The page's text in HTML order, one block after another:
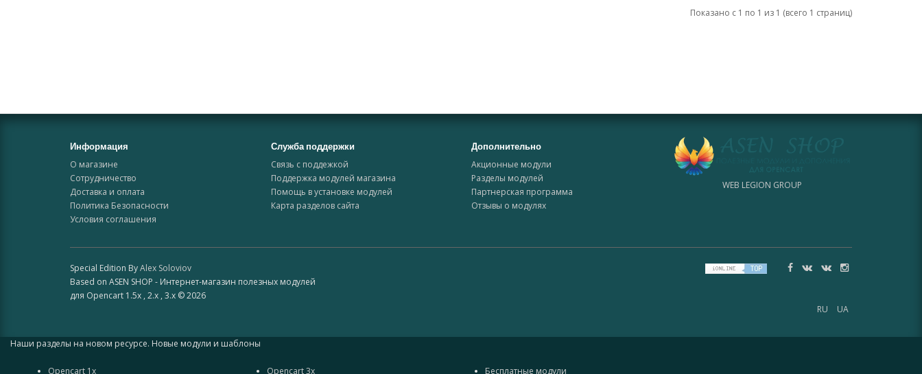
Показано с 1 по 1 из 1 (всего 1 страниц)
Информация
О магазине
Сотрудничество
Доставка и оплата
Политика Безопасности
Условия соглашения
Служба поддержки
Связь с поддежкой
Поддержка модулей магазина
Помощь в установке модулей
Карта разделов сайта
Дополнительно
Акционные модули
Разделы модулей
Партнерская программа
Отзывы о модулях
WEB LEGION GROUP
Special Edition ByAlex Soloviov
Based on ASEN SHOP - Интернет-магазин полезных модулей
для Opencart 1.5x , 2.x , 3.x © 2026
RU
UA
Наши разделы на новом ресурсе. Новые модули и шаблоны
Opencart 1x Opencart 3x Бесплатные модули